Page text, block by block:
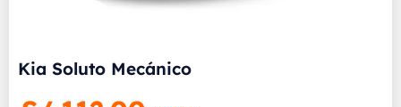
Kia Soluto Mecánico